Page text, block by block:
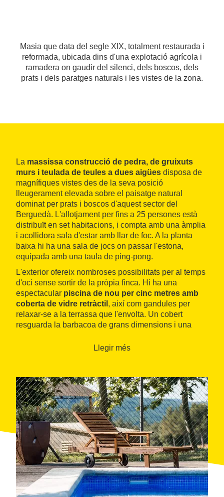
Masia que data del segle XIX, totalment restaurada i
reformada, ubicada dins d'una explotació agrícola i
ramadera on gaudir del silenci, dels boscos, dels
prats i dels paratges naturals i les vistes de la zona.
La massissa construcció de pedra, de gruixuts
murs i teulada de teules a dues aigües disposa de
magnífiques vistes des de la seva posició
lleugerament elevada sobre el paisatge natural
dominat per prats i boscos d'aquest sector del
Berguedà. L'allotjament per fins a 25 persones està
distribuït en set habitacions, i compta amb una àmplia
i acollidora sala d'estar amb llar de foc. A la planta
baixa hi ha una sala de jocs on passar l'estona,
equipada amb una taula de ping-pong.
L'exterior ofereix nombroses possibilitats per al temps
d'oci sense sortir de la pròpia finca. Hi ha una
espectacular piscina de nou per cinc metres amb
coberta de vidre retràctil , així com gandules per
relaxar-se a la terrassa que l'envolta. Un cobert
resguarda la barbacoa de grans dimensions i una
Llegir més